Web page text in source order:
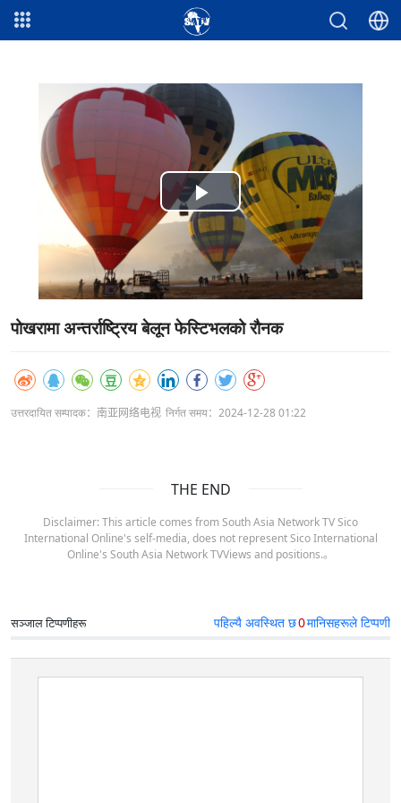
Play
Video
पोखरामा अन्तर्राष्ट्रिय बेलून फेस्टिभलको रौनक
उत्तरदायित सम्पादक：南亚网络电视 निर्गत समय：2024-12-28 01:22
THE END
Disclaimer: This article comes from South Asia Network TV Sico
International Online's self-media, does not represent Sico International
Online's South Asia Network TVViews and positions.。
सञ्जाल टिप्पणीहरू पहिल्यै अवस्थित छ0मानिसहरूले टिप्पणी